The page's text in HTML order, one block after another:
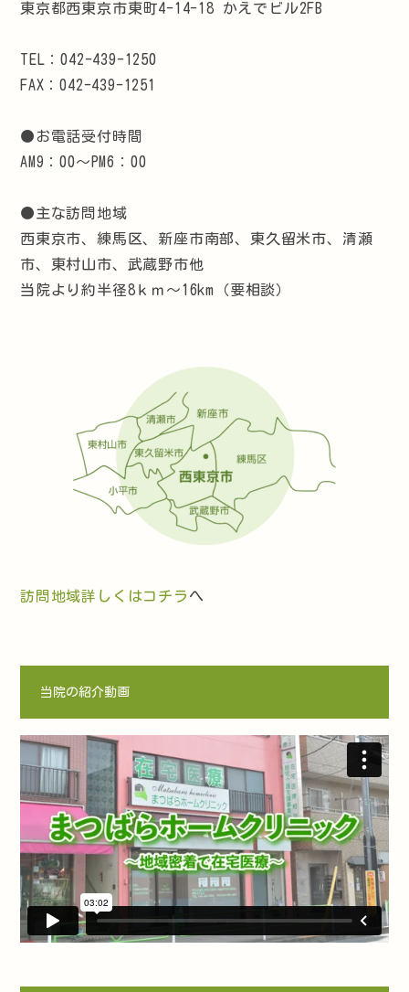
東京都西東京市東町4-14-18 かえでビル2FB
TEL：042-439-1250
FAX：042-439-1251
●お電話受付時間
AM9：00～PM6：00
●主な訪問地域
西東京市、練馬区、新座市南部、東久留米市、清瀬
市、東村山市、武蔵野市他
当院より約半径8ｋｍ～16km（要相談）
訪問地域詳しくはコチラ へ
当院の紹介動画